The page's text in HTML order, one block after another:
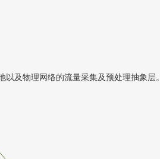
及物理网络的流量采集及预处理抽象层。